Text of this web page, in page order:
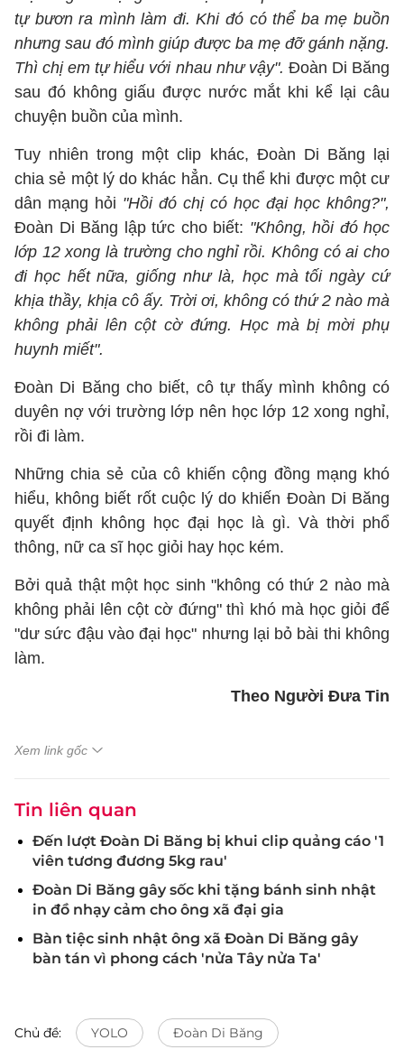
tự bươn ra mình làm đi. Khi đó có thể ba mẹ buồn
nhưng sau đó mình giúp được ba mẹ đỡ gánh nặng.
Thì chị em tự hiểu với nhau như vậy". Đoàn Di Băng
sau đó không giấu được nước mắt khi kể lại câu
chuyện buồn của mình.
Tuy nhiên trong một clip khác, Đoàn Di Băng lại
chia sẻ một lý do khác hẳn. Cụ thể khi được một cư
dân mạng hỏi "Hồi đó chị có học đại học không?",
Đoàn Di Băng lập tức cho biết: "Không, hồi đó học
lớp 12 xong là trường cho nghỉ rồi. Không có ai cho
đi học hết nữa, giống như là, học mà tối ngày cứ
khịa thầy, khịa cô ấy. Trời ơi, không có thứ 2 nào mà
không phải lên cột cờ đứng. Học mà bị mời phụ
huynh miết".
Đoàn Di Băng cho biết, cô tự thấy mình không có
duyên nợ với trường lớp nên học lớp 12 xong nghỉ,
rồi đi làm.
Những chia sẻ của cô khiến cộng đồng mạng khó
hiểu, không biết rốt cuộc lý do khiến Đoàn Di Băng
quyết định không học đại học là gì. Và thời phổ
thông, nữ ca sĩ học giỏi hay học kém.
Bởi quả thật một học sinh "không có thứ 2 nào mà
không phải lên cột cờ đứng" thì khó mà học giỏi để
"dư sức đậu vào đại học" nhưng lại bỏ bài thi không
làm.
Theo Người Đưa Tin
Xem link gốc
Tin liên quan
Đến lượt Đoàn Di Băng bị khui clip quảng cáo '1
viên tương đương 5kg rau'
Đoàn Di Băng gây sốc khi tặng bánh sinh nhật
in đồ nhạy cảm cho ông xã đại gia
Bàn tiệc sinh nhật ông xã Đoàn Di Băng gây
bàn tán vì phong cách 'nửa Tây nửa Ta'
Chủ đề: YOLO Đoàn Di Băng